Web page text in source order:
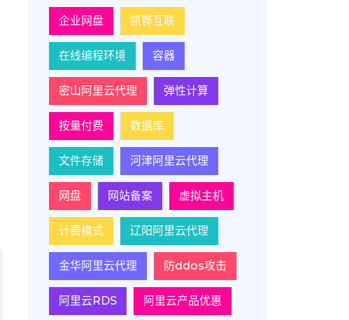
企业网盘 凯铧互联
在线编程环境 容器
密山阿里云代理 弹性计算
按量付费 数据库
文件存储 河津阿里云代理
网盘 网站备案 虚拟主机
计费模式 辽阳阿里云代理
金华阿里云代理 防ddos攻击
阿里云RDS 阿里云产品优惠